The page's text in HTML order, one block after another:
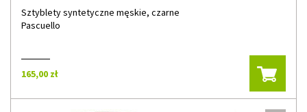
Sztyblety syntetyczne męskie, czarne
Pascuello
165,00 zł